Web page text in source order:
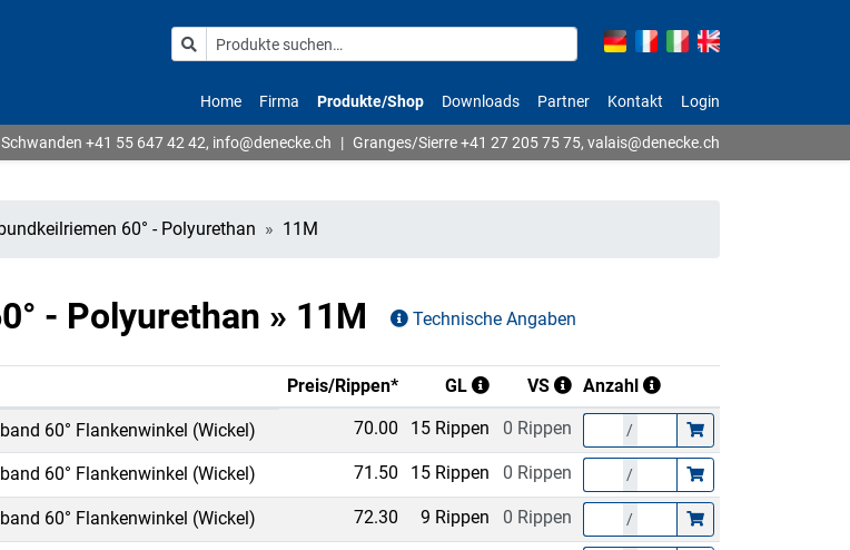
Home Firma Produkte/Shop Downloads Partner Kontakt Login
Schwanden +41 55 647 42 42, info@denecke.ch | Granges/Sierre+41 27 205 75 75, valais@denecke.ch
60° - Polyurethan 11M
- Polyurethan » 11M Technische Angaben
Preis/Rippen* GL VS Anzahl
60° Flankenwinkel (Wickel) 70.00 15 Rippen 0 Rippen /
60° Flankenwinkel (Wickel) 71.50 15 Rippen 0 Rippen /
60° Flankenwinkel (Wickel) 72.30 9 Rippen 0 Rippen /